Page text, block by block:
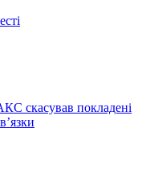
скасував покладені